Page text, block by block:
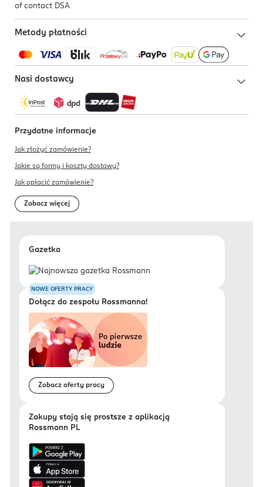
of contact DSA
Metody płatności
Nasi dostawcy
Przydatne informacje
Jak złożyć zamówienie?
Jakie są formy i koszty dostawy?
Jak opłacić zamówienie?
Zobacz więcej
Gazetka
NOWE OFERTY PRACY
Dołącz do zespołu Rossmanna!
Zobacz oferty pracy
Zakupy stają się prostsze z aplikacją
Rossmann PL